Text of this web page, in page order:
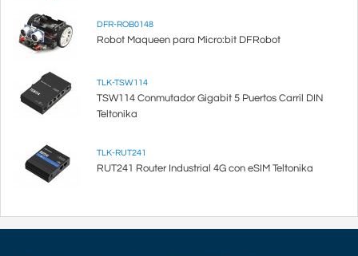
DFR-ROB0148
Robot Maqueen para Micro:bit DFRobot
TLK-TSW114
TSW114 Conmutador Gigabit 5 Puertos Carril DIN
Teltonika
TLK-RUT241
RUT241 Router Industrial 4G con eSIM Teltonika